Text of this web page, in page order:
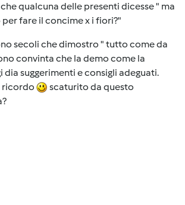
qualcuna delle presenti dicesse " ma
fare il concime x i fiori?"
secoli che dimostro " tutto come da
convinta che la demo come la
dia suggerimenti e consigli adeguati.
ricordo
scaturito da questo